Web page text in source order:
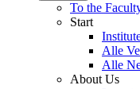
To the
Start
Alle
Alle
About Us